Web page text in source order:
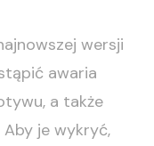
wersji
awaria
a także
je wykryć,